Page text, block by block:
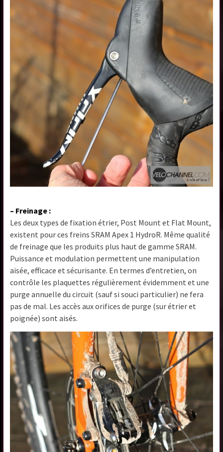
– Freinage :
Les deux types de fixation étrier, Post Mount et Flat Mount,
existent pour ces freins SRAM Apex 1 HydroR. Même qualité
de freinage que les produits plus haut de gamme SRAM.
Puissance et modulation permettent une manipulation
aisée, efficace et sécurisante. En termes d’entretien, on
contrôle les plaquettes régulièrement évidemment et une
purge annuelle du circuit (sauf si souci particulier) ne fera
pas de mal. Les accès aux orifices de purge (sur étrier et
poignée) sont aisés.